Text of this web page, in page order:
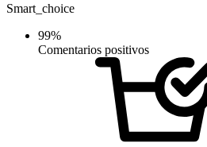
Smart_choice
99%
Comentarios positivos